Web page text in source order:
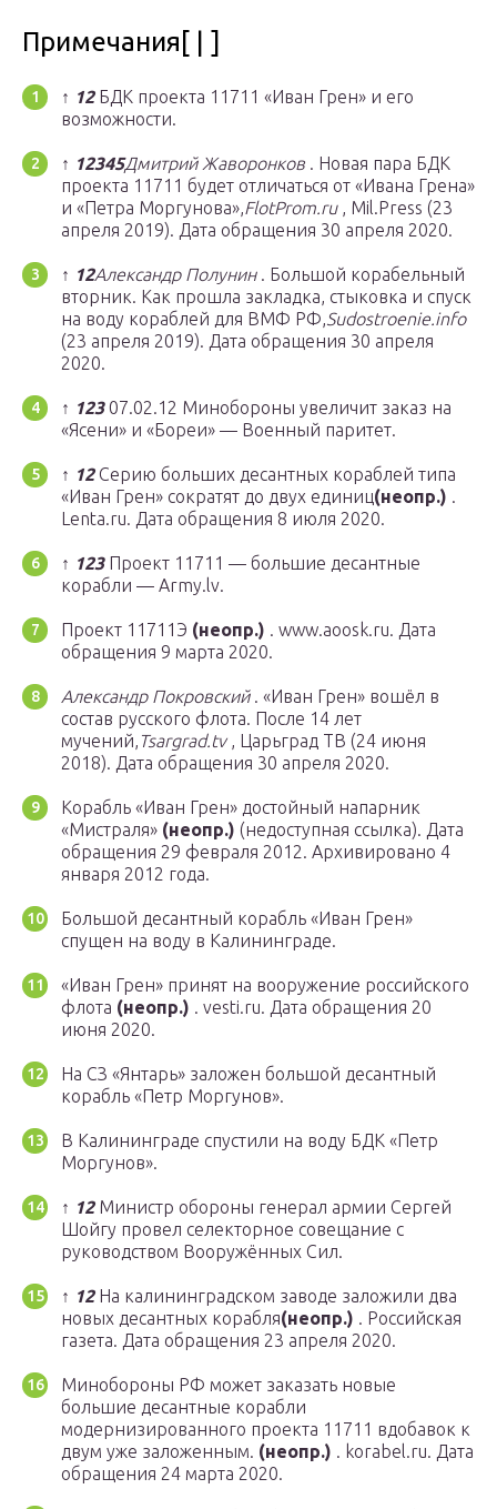
Примечания[ | ]
↑ 12БДК проекта 11711 «Иван Грен» и его
возможности.
↑ 12345Дмитрий Жаворонков . Новая пара БДК
проекта 11711 будет отличаться от «Ивана Грена»
и «Петра Моргунова»,FlotProm.ru, Mil.Press (23
апреля 2019). Дата обращения 30 апреля 2020.
↑ 12Александр Полунин. Большой корабельный
вторник. Как прошла закладка, стыковка и спуск
на воду кораблей для ВМФ РФ,Sudostroenie.info
(23 апреля 2019). Дата обращения 30 апреля
2020.
↑ 12307.02.12 Минобороны увеличит заказ на
«Ясени» и «Бореи» — Военный паритет.
↑ 12Серию больших десантных кораблей типа
«Иван Грен» сократят до двух единиц(неопр.) .
Lenta.ru. Дата обращения 8 июля 2020.
↑ 123Проект 11711 — большие десантные
корабли — Army.lv.
Проект 11711Э (неопр.) . www.aoosk.ru. Дата
обращения 9 марта 2020.
Александр Покровский. «Иван Грен» вошёл в
состав русского флота. После 14 лет
мучений, Tsargrad.tv, Царьград ТВ (24 июня
2018). Дата обращения 30 апреля 2020.
Корабль «Иван Грен» достойный напарник
«Мистраля» (неопр.) (недоступная ссылка). Дата
обращения 29 февраля 2012. Архивировано 4
января 2012 года.
Большой десантный корабль «Иван Грен»
спущен на воду в Калининграде.
«Иван Грен» принят на вооружение российского
флота (неопр.) . vesti.ru. Дата обращения 20
июня 2020.
На СЗ «Янтарь» заложен большой десантный
корабль «Петр Моргунов».
В Калининграде спустили на воду БДК «Петр
Моргунов».
↑ 12Министр обороны генерал армии Сергей
Шойгу провел селекторное совещание с
руководством Вооружённых Сил.
↑ 12На калининградском заводе заложили два
новых десантных корабля(неопр.) . Российская
газета. Дата обращения 23 апреля 2020.
Минобороны РФ может заказать новые
большие десантные корабли
модернизированного проекта 11711 вдобавок к
двум уже заложенным. (неопр.) . korabel.ru. Дата
обращения 24 марта 2020.